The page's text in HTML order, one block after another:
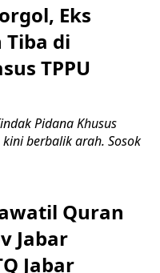
Eks
Tiba di
TPPU
Pidana Khusus
berbalik arah. Sosok
Quran
Jabar
Jabar